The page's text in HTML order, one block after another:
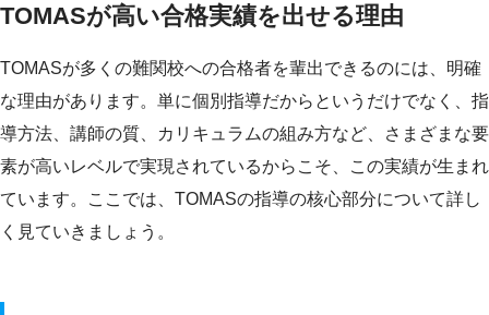
TOMASが高い合格実績を出せる理由
TOMASが多くの難関校への合格者を輩出できるのには、明確
な理由があります。単に個別指導だからというだけでなく、指
導方法、講師の質、カリキュラムの組み方など、さまざまな要
素が高いレベルで実現されているからこそ、この実績が生まれ
ています。ここでは、TOMASの指導の核心部分について詳し
く見ていきましょう。